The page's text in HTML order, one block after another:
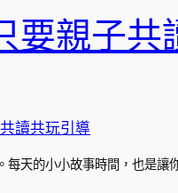
要親子共
讀共玩引導
每天的小小故事時間，也是讓